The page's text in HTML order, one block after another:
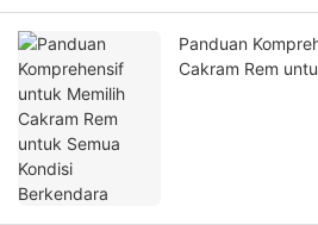
Panduan
Cakram Rem